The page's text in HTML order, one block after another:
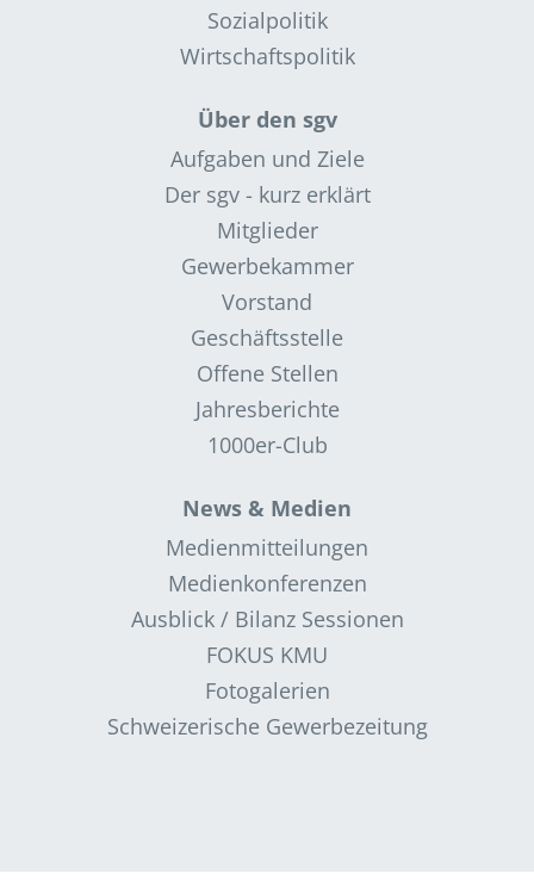
Sozialpolitik
Wirtschaftspolitik
Über den sgv
Aufgaben und Ziele
Der sgv - kurz erklärt
Mitglieder
Gewerbekammer
Vorstand
Geschäftsstelle
Offene Stellen
Jahresberichte
1000er-Club
News & Medien
Medienmitteilungen
Medienkonferenzen
Ausblick / Bilanz Sessionen
FOKUS KMU
Fotogalerien
Schweizerische Gewerbezeitung